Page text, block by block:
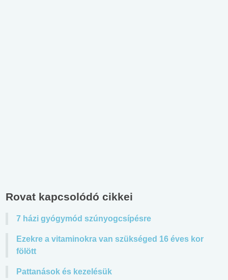
Rovat kapcsolódó cikkei
7 házi gyógymód szúnyogcsípésre
Ezekre a vitaminokra van szükséged 16 éves kor
fölött
Pattanások és kezelésük